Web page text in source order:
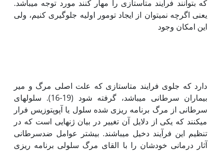
که بتوانند فرایند متاستازی را مهار کنند مورد توجه می‫باشد.
یعنی اگرچه نمی‫توان از ایجاد تومور اولیه جلوگیری کنیم، ولی
این امکان وجود
دارد که جلوی فرایند متاستازی که علت اصلی مرگ و میر
بیماران سرطانی می‫باشد، گرفته شود (19-16). سلول‫های
سرطانی از مرگ برنامه ریزی شده سلول یا آپوپتوزیس فرار
می‫کنند که یکی از دلایل آن تغییر در بیان ژن‫هایی است که در
تنظیم این فرآیند دخیل می‫باشند. بیشتر عوامل ضدسرطانی
آثار درمانی خودشان را با القای مرگ سلولی برنامه ریزی